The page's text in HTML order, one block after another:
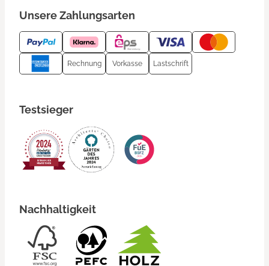
Unsere Zahlungsarten
Rechnung Vorkasse Lastschrift
Testsieger
Nachhaltigkeit